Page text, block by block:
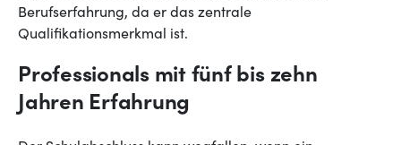
Berufserfahrung, da er das zentrale
Qualifikationsmerkmal ist.
Professionals mit fünf bis zehn
Jahren Erfahrung